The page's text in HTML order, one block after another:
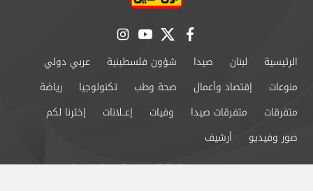
facebook
twitter
youtube
instagram
الرئيسية لبنان صيدا شؤون فلسطينية
عربي دولي
منوعات
إقتصاد وأعمال صحة وطب تكنولوجيا
رياضة
متفرقات
متفرقات صيدا وفيات إعــلانات
إخترنا لكم
صور وفيديو
أرشيف
من نحن
سياسة الخصوصية اتصل بنا